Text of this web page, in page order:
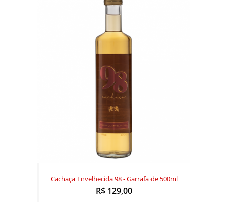
Cachaça Envelhecida 98 - Garrafa de 500ml
R$ 129,00